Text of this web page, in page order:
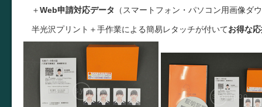
＋Web申請対応データ （スマートフォン・パソコン用画像ダ
半光沢プリント＋手作業による簡易レタッチが付いてお得な